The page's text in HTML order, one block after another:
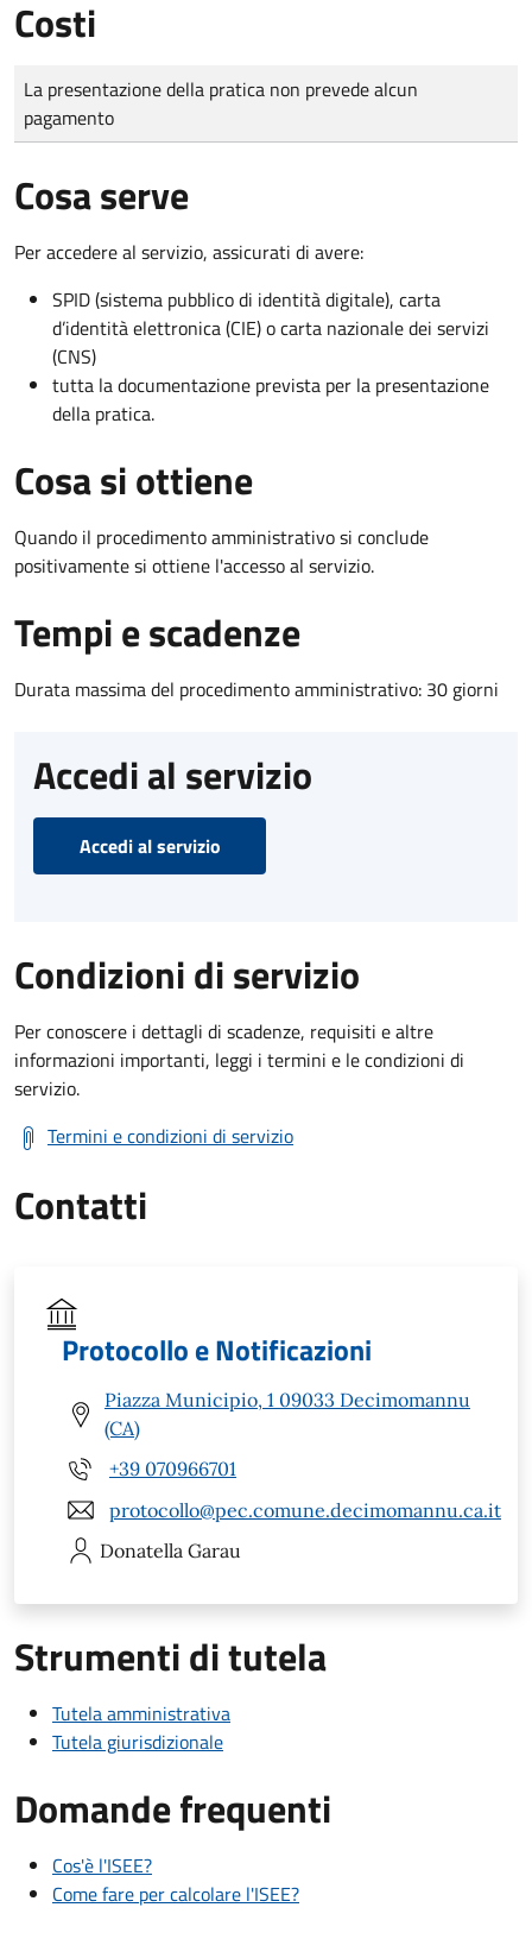
Costi
Tipo di pagamento
Importo
La presentazione della pratica non prevede alcun
pagamento
Cosa serve
Per accedere al servizio, assicurati di avere:
SPID (sistema pubblico di identità digitale), carta
d’identità elettronica (CIE) o carta nazionale dei servizi
(CNS)
tutta la documentazione prevista per la presentazione
della pratica.
Cosa si ottiene
Quando il procedimento amministrativo si conclude
positivamente si ottiene l'accesso al servizio.
Tempi e scadenze
Durata massima del procedimento amministrativo: 30 giorni
Accedi al servizio
Accedi al servizio
Condizioni di servizio
Per conoscere i dettagli di scadenze, requisiti e altre
informazioni importanti, leggi i termini e le condizioni di
servizio.
Termini e condizioni di servizio
Contatti
Protocollo e Notificazioni
Piazza Municipio, 1 09033 Decimomannu
(CA)
+39 070966701
protocollo@pec.comune.decimomannu.ca.it
Donatella Garau
Strumenti di tutela
Tutela amministrativa
Tutela giurisdizionale
Domande frequenti
Cos'è l'ISEE?
Come fare per calcolare l'ISEE?